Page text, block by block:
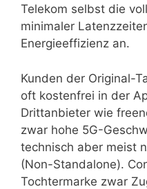
Telekom selbst die
minimaler
Energieeffizienz an.
Kunden der Original-
oft kostenfrei in der
Drittanbieter wie
zwar hohe 5G-
technisch aber meist
(Non-Standalone).
Tochtermarke zwar